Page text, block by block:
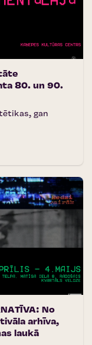
80. un 90.
gan
No
arhīva,
laukā